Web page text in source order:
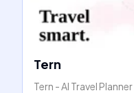
Tern
Tern - AI Travel Planner